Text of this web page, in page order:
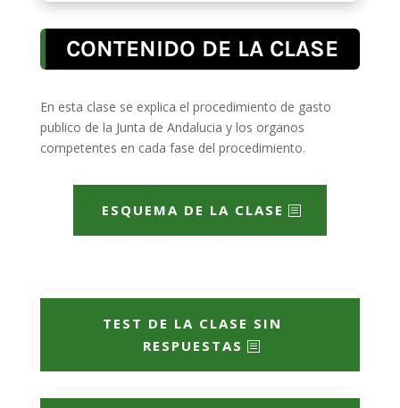
CONTENIDO DE LA CLASE
En esta clase se explica el procedimiento de gasto
publico de la Junta de Andalucia y los organos
competentes en cada fase del procedimiento.
ESQUEMA DE LA CLASE
TEST DE LA CLASE SIN
RESPUESTAS